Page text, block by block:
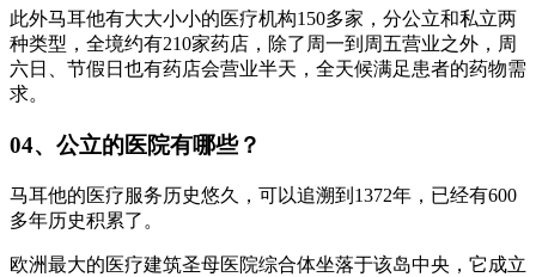
此外马耳他有大大小小的医疗机构150多家，分公立和私立两
种类型，全境约有210家药店，除了周一到周五营业之外，周
六日、节假日也有药店会营业半天，全天候满足患者的药物需
求。
04、公立的医院有哪些？
马耳他的医疗服务历史悠久，可以追溯到1372年，已经有600
多年历史积累了。
欧洲最大的医疗建筑圣母医院综合体坐落于该岛中央，它成立